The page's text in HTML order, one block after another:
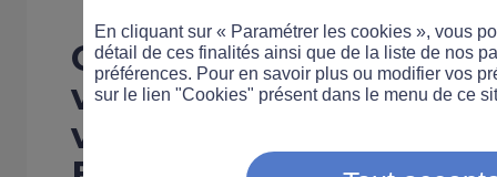
Comment inciter les
voitures neuves à
véhicules propres ?
En cliquant sur « Paramétrer les cookies », vous
détail de ces finalités ainsi que de la liste de nos
préférences. Pour en savoir plus ou modifier vos
sur le lien "Cookies" présent dans le menu de ce